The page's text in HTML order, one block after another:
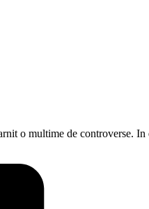
o multime de